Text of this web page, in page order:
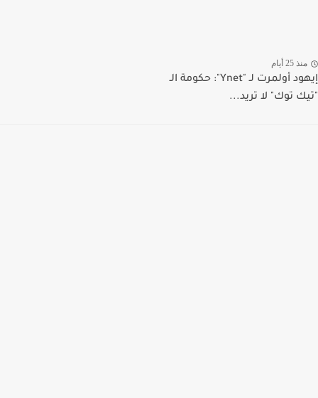
منذ 25 أيام
إيهود أولمرت لـ "Ynet": حكومة الـ
"تيك توك" لا تريد...